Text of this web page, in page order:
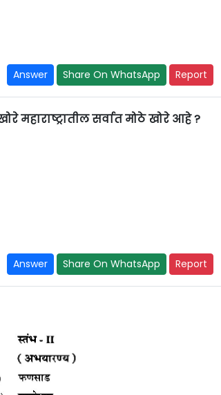
Answer Share On WhatsApp Report
महाराष्ट्रातील सर्वात मोठे खोरे आहे ?
Answer Share On WhatsApp Report